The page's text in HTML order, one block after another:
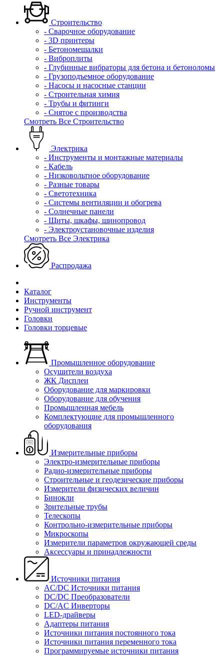
Строительство
- Сварочное оборудование
- 3D принтеры
- Бетономешалки
- Виброплиты
- Глубинные вибраторы для бетона и бетоноломы
- Грузоподъемное оборудование
- Насосы и насосные станции
- Строительная химия
- Трубы и фитинги
- Снятое с производства
Смотреть Все Строительство
Электрика
- Инструменты и монтажные материалы
- Кабель
- Низковольтное оборудование
- Разные товары
- Светотехника
- Системы вентиляции и обогрева
- Солнечные панели
- Щиты, шкафы, шинопровод
- Электроустановочные изделия
Смотреть Все Электрика
Распродажа
Каталог
Инструменты
Ручной инструмент
Головки
Головки торцевые
Промышленное оборудование
Осушители воздуха
ЖК Дисплеи
Оборудование для маркировки
Оборудование для обучения
Промышленная мебель
Комплектующие для промышленного
оборудования
Измерительные приборы
Электро-измерительные приборы
Радио-измерительные приборы
Строительные и геодезические приборы
Измерители физических величин
Бинокли
Зрительные трубы
Телескопы
Контрольно-измерительные приборы
Микроскопы
Измерители параметров окружающей среды
Аксессуары и принадлежности
Источники питания
AC/DC Источники питания
DC/DC Преобразователи
DC/AC Инверторы
LED-драйверы
Адаптеры питания
Источники питания постоянного тока
Источники питания переменного тока
Программируемые источники питания